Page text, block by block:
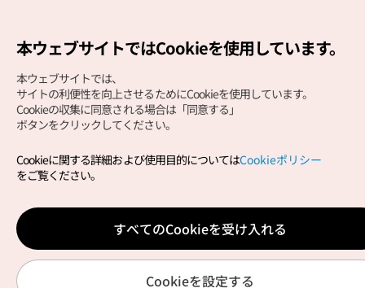
Copyright (c) Korea Tourism Organization All Rights
サイトエラー報告公式メール
japanese@knto.or.kr
本ウェブサイトではCookieを使用しています。
本ウェブサイトでは、
サイトの利便性を向上させるためにCookieを使用しています。
Cookieの収集に同意される場合は「同意する」
ボタンをクリックしてください。
Cookieに関する詳細および使用目的についてはCookieポリシー
をご覧ください。
すべてのCookieを受け入れる
Cookieを設定する